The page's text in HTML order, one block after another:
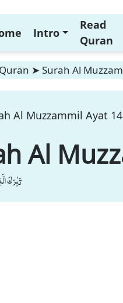
Intro
Read
Quran
➤ Surah Al
Al Muzzammil Ayat
Al
تَبٰرَكَ